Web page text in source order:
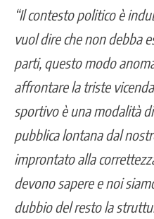
“Il contesto politico è
vuol dire che non debba
parti, questo modo
affrontare la triste
sportivo è una modalità
pubblica lontana dal
improntato alla
devono sapere e noi
dubbio del resto la